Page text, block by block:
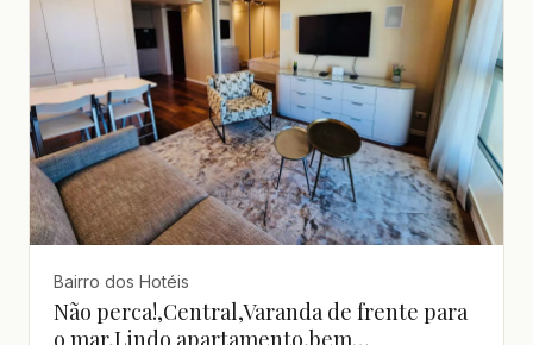
Bairro dos Hotéis
Não perca!,Central,Varanda de frente para
o mar,Lindo apartamento,bem